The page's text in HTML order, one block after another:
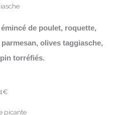
de poulet, roquette,
olives taggiasche,
torréfiés.